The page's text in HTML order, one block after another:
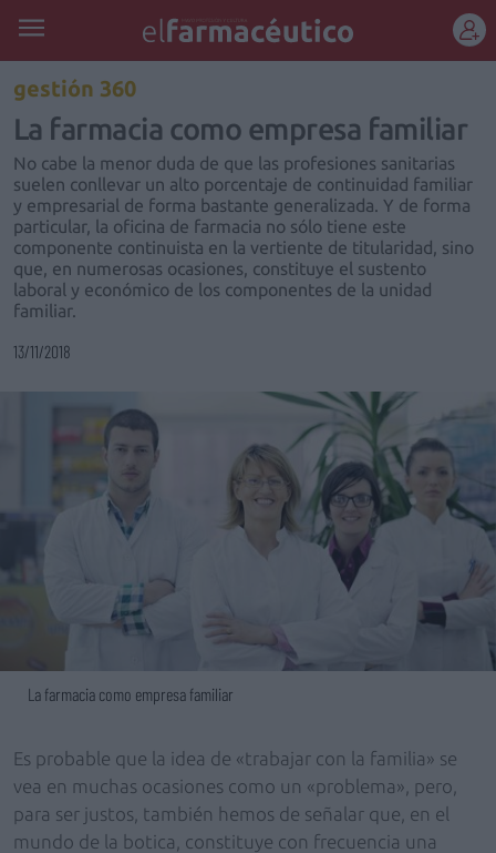
gestión 360
La farmacia como empresa familiar
No cabe la menor duda de que las profesiones sanitarias
suelen conllevar un alto porcentaje de continuidad familiar
y empresarial de forma bastante generalizada. Y de forma
particular, la oficina de farmacia no sólo tiene este
componente continuista en la vertiente de titularidad, sino
que, en numerosas ocasiones, constituye el sustento
laboral y económico de los componentes de la unidad
familiar.
13/11/2018
La farmacia como empresa familiar
Es probable que la idea de «trabajar con la familia» se
vea en muchas ocasiones como un «problema», pero,
para ser justos, también hemos de señalar que, en el
mundo de la botica, constituye con frecuencia una